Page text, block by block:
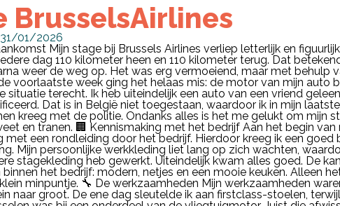
BrusselsAirlines
01/2026
Mijn stage bij Brussels Airlines verliep letterlijk en
dag 110 kilometer heen en 110 kilometer terug. Dat
weer de weg op. Het was erg vermoeiend, maar met behulp
voorlaatste week ging het helaas mis: de motor van mijn auto
situatie terecht. Ik heb uiteindelijk een auto van een vriend
Dat is in België niet toegestaan, waardoor ik in mijn
kreeg met de politie. Ondanks alles is het me gelukt om mijn
en tranen. 🏢 Kennismaking met het bedrijf Aan het begin van
met een rondleiding door het bedrijf. Hierdoor kreeg ik een goed
Mijn persoonlijke werkkleding liet lang op zich wachten,
stagekleding heb gewerkt. Uiteindelijk kwam alles goed. De
het bedrijf: modern, netjes en een mooie keuken. Alleen
minpuntje. 🔧 De werkzaamheden Mijn werkzaamheden
naar groot. De ene dag sleutelde ik aan firstclass-stoelen,